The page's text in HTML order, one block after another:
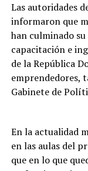
Las autoridades
informaron que
han culminado
capacitación e
de la República
emprendedores,
Gabinete de
En la actualidad
en las aulas del
que en lo que